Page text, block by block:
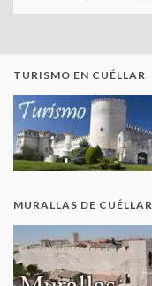
TURISMO EN CUÉLLAR
MURALLAS DE CUÉLLAR